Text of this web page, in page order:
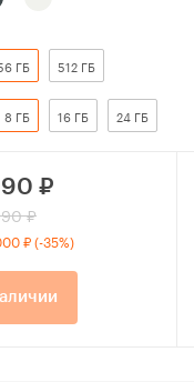
ГБ 512 ГБ
8 ГБ 16 ГБ 24 ГБ
₽
₽
₽ (-35%)